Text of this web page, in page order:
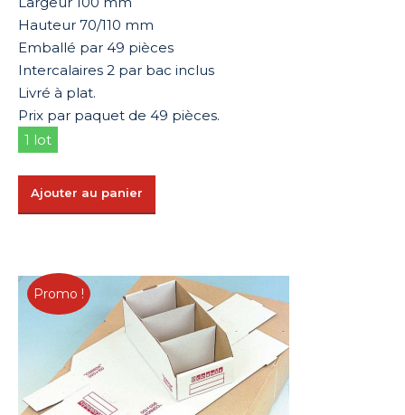
Hauteur 70/110 mm
Emballé par 49 pièces
Intercalaires 2 par bac inclus
Livré à plat.
Prix par paquet de 49 pièces.
1 lot
Ajouter au panier
Promo !